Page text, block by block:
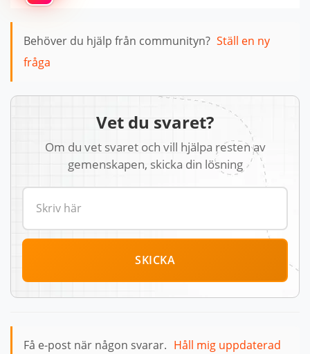
Behöver du hjälp från communityn? Ställ en ny
fråga
Vet du svaret?
Om du vet svaret och vill hjälpa resten av
gemenskapen, skicka din lösning
SKICKA
Få e-post när någon svarar. Håll mig uppdaterad